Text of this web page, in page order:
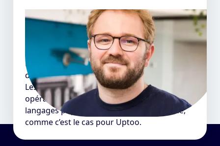
Il recrute, il témoigne
Quentin L. - Head of Product @Uptoo
Dans mon équipe, on a embauché 4 alumnis
de La Capsule.
Les développeurs sortis de ce bootcamp sont
opérationnels après la formation sur des
langages populaires et adaptés au marché,
comme c’est le cas pour Uptoo.